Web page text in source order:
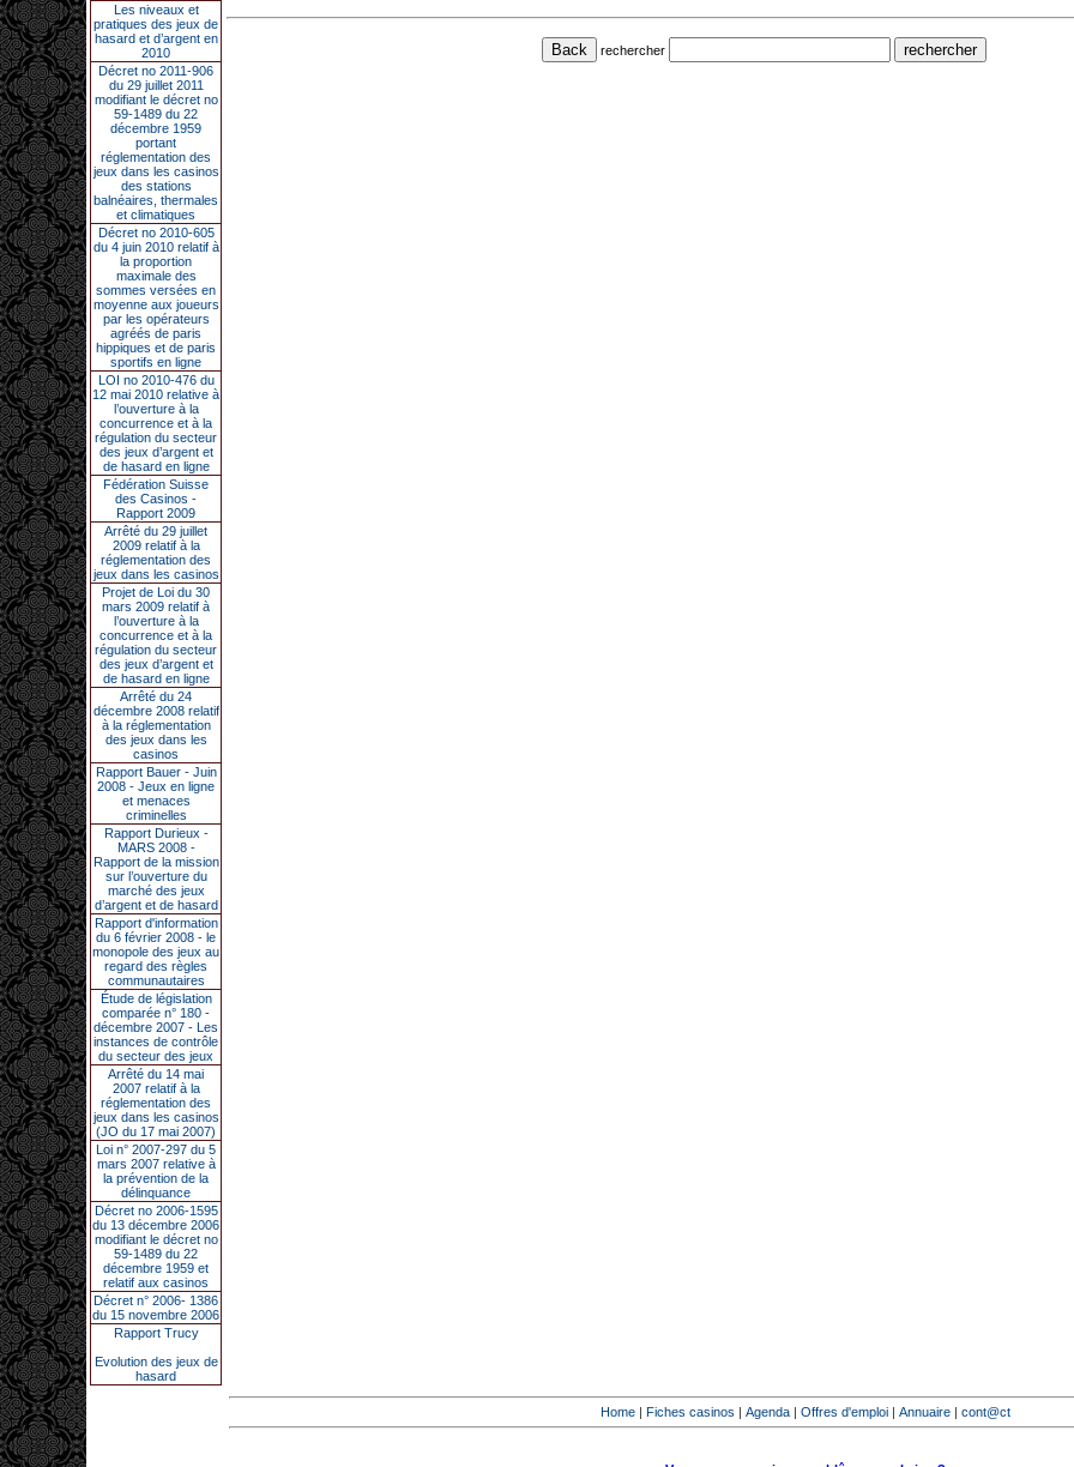
Les niveaux et
pratiques des jeux de
hasard et d’argent en
2010
Décret no 2011-906
du 29 juillet 2011
modifiant le décret no
59-1489 du 22
décembre 1959
portant
réglementation des
jeux dans les casinos
des stations
balnéaires, thermales
et climatiques
Décret no 2010-605
du 4 juin 2010 relatif à
la proportion
maximale des
sommes versées en
moyenne aux joueurs
par les opérateurs
agréés de paris
hippiques et de paris
sportifs en ligne
LOI no 2010-476 du
12 mai 2010 relative à
l’ouverture à la
concurrence et à la
régulation du secteur
des jeux d’argent et
de hasard en ligne
Fédération Suisse
des Casinos -
Rapport 2009
Arrêté du 29 juillet
2009 relatif à la
réglementation des
jeux dans les casinos
Projet de Loi du 30
mars 2009 relatif à
l’ouverture à la
concurrence et à la
régulation du secteur
des jeux d’argent et
de hasard en ligne
Arrêté du 24
décembre 2008 relatif
à la réglementation
des jeux dans les
casinos
Rapport Bauer - Juin
2008 - Jeux en ligne
et menaces
criminelles
Rapport Durieux -
MARS 2008 -
Rapport de la mission
sur l’ouverture du
marché des jeux
d’argent et de hasard
Rapport d'information
du 6 février 2008 - le
monopole des jeux au
regard des règles
communautaires
Étude de législation
comparée n° 180 -
décembre 2007 - Les
instances de contrôle
du secteur des jeux
Arrêté du 14 mai
2007 relatif à la
réglementation des
jeux dans les casinos
(JO du 17 mai 2007)
Loi n° 2007-297 du 5
mars 2007 relative à
la prévention de la
délinquance
Décret no 2006-1595
du 13 décembre 2006
modifiant le décret no
59-1489 du 22
décembre 1959 et
relatif aux casinos
Décret n° 2006- 1386
du 15 novembre 2006
Rapport Trucy
Evolution des jeux de
hasard
rechercher
Home | Fiches casinos | Agenda | Offres d'emploi | Annuaire | cont@ct